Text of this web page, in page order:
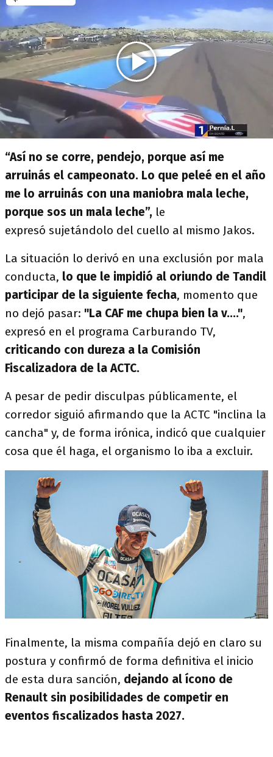
“Así no se corre, pendejo, porque así me
arruinás el campeonato. Lo que peleé en el año
me lo arruinás con una maniobra mala leche,
porque sos un mala leche”, le
expresó sujetándolo del cuello al mismo Jakos.
La situación lo derivó en una exclusión por mala
conducta, lo que le impidió al oriundo de Tandil
participar de la siguiente fecha, momento que
no dejó pasar: "La CAF me chupa bien la v....",
expresó en el programa Carburando TV,
criticando con dureza a la Comisión
Fiscalizadora de la ACTC.
A pesar de pedir disculpas públicamente, el
corredor siguió afirmando que la ACTC "inclina la
cancha" y, de forma irónica, indicó que cualquier
cosa que él haga, el organismo lo iba a excluir.
Finalmente, la misma compañía dejó en claro su
postura y confirmó de forma definitiva el inicio
de esta dura sanción, dejando al ícono de
Renault sin posibilidades de competir en
eventos fiscalizados hasta 2027.